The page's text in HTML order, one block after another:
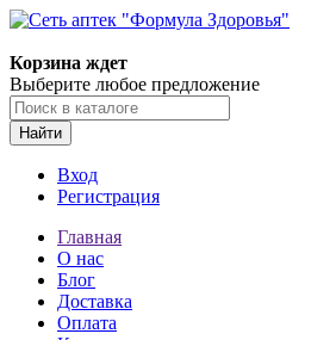
Корзина ждет
Выберите любое предложение
Найти
Вход
Регистрация
Главная
О нас
Блог
Доставка
Оплата